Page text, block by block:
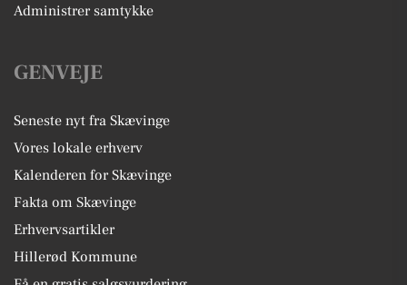
Administrer samtykke
GENVEJE
Seneste nyt fra Skævinge
Vores lokale erhverv
Kalenderen for Skævinge
Fakta om Skævinge
Erhvervsartikler
Hillerød Kommune